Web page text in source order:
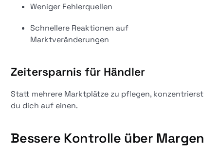
Weniger Fehlerquellen
Schnellere Reaktionen auf
Marktveränderungen
Zeitersparnis für Händler
Statt mehrere Marktplätze zu pflegen, konzentrierst
du dich auf einen.
Bessere Kontrolle über Margen